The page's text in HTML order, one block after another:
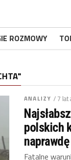
ROZMOWY
ANALIZY / 7 lat
polskich
Fatalne